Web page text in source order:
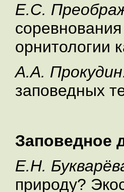
Е.С.
орнитологии
А.А.
заповедных
Заповедное
Е.Н.
природу?